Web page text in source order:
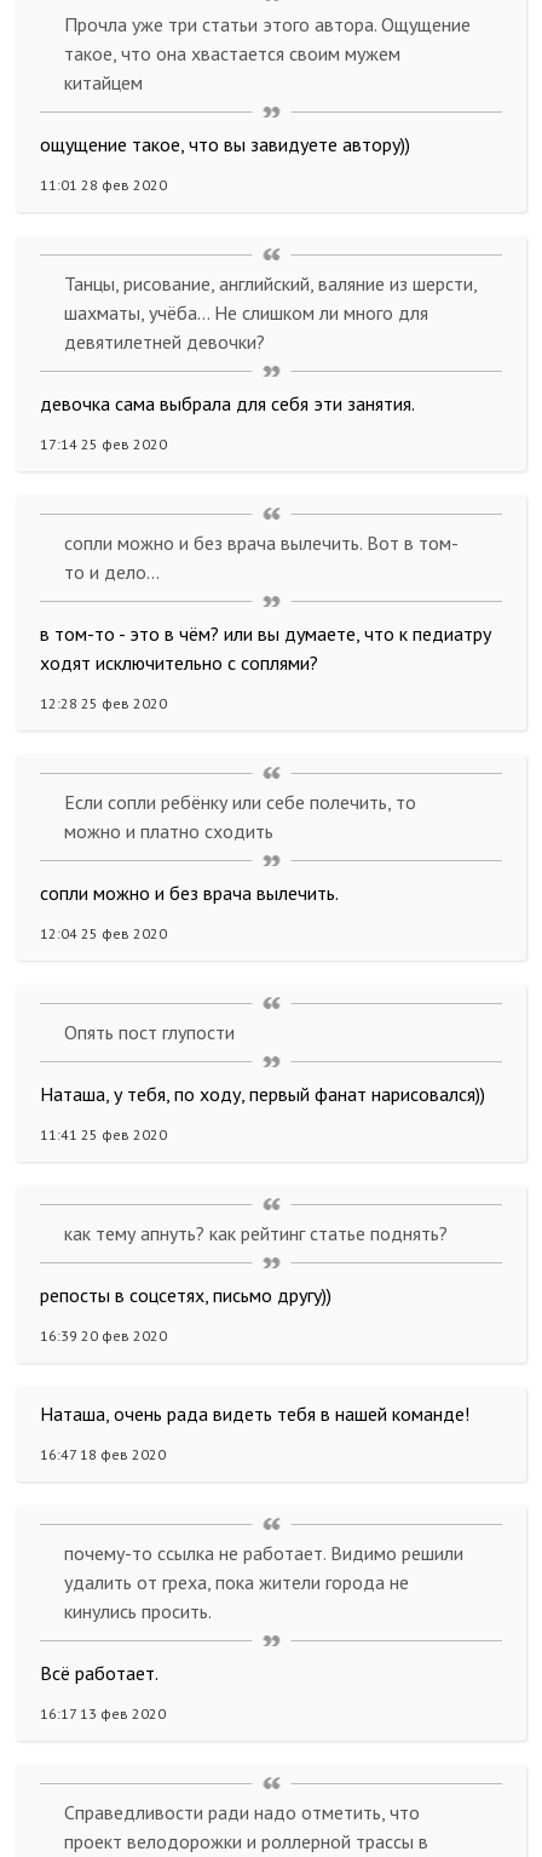
Прочла уже три статьи этого автора. Ощущение
такое, что она хвастается своим мужем
китайцем
ощущение такое, что вы завидуете автору))
11:01 28 фев 2020
Танцы, рисование, английский, валяние из шерсти,
шахматы, учёба... Не слишком ли много для
девятилетней девочки?
девочка сама выбрала для себя эти занятия.
17:14 25 фев 2020
сопли можно и без врача вылечить. Вот в том-
то и дело...
в том-то - это в чём? или вы думаете, что к педиатру
ходят исключительно с соплями?
12:28 25 фев 2020
Если сопли ребёнку или себе полечить, то
можно и платно сходить
сопли можно и без врача вылечить.
12:04 25 фев 2020
Опять пост глупости
Наташа, у тебя, по ходу, первый фанат нарисовался))
11:41 25 фев 2020
как тему апнуть? как рейтинг статье поднять?
репосты в соцсетях, письмо другу))
16:39 20 фев 2020
Наташа, очень рада видеть тебя в нашей команде!
16:47 18 фев 2020
почему-то ссылка не работает. Видимо решили
удалить от греха, пока жители города не
кинулись просить.
Всё работает.
16:17 13 фев 2020
Справедливости ради надо отметить, что
проект велодорожки и роллерной трассы в